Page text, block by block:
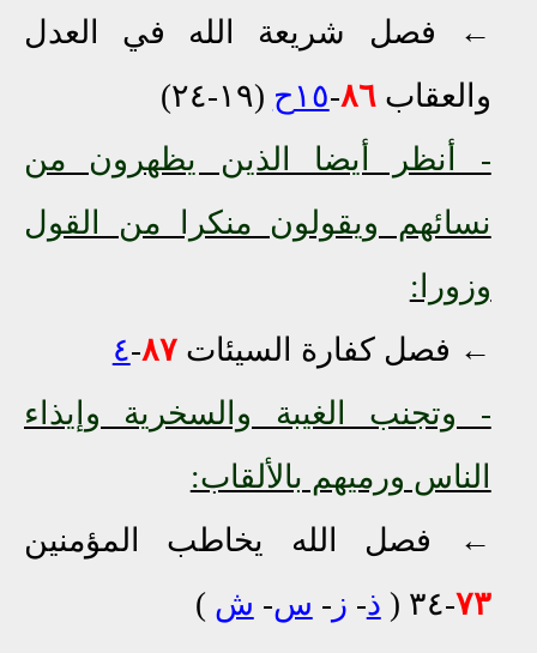
← فصل شريعة الله في العدل
والعقاب٨٦-١٥ح
(١٩-٢٤)
- أنظر أيضا الذين يظهرون من
نسائهم ويقولون منكرا من القول
وزورا:
← فصل كفارة السيئات٨٧-٤
- وتجنب الغيبة والسخرية وإيذاء
الناس ورميهم بالألقاب:
← فصل الله يخاطب المؤمنين
٧٣-٣٤ ( ذ- ز - س- ش )